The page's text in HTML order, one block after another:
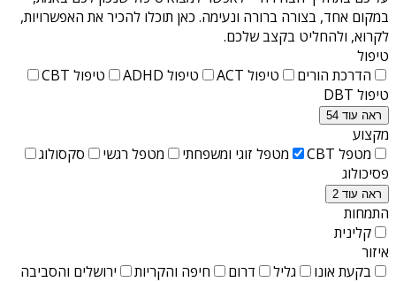
במקום אחד, בצורה ברורה ונעימה. כאן תוכלו להכיר את האפשרויות,
לקרוא, ולהחליט בקצב שלכם.
טיפול
הדרכת הורים
טיפול ACT טיפול ADHD
טיפול CBT
טיפול DBT
ראה עוד 54
מקצוע
מטפל CBT
מטפל זוגי ומשפחתי מטפל רגשי
סקסולוג
פסיכולוג
ראה עוד 2
התמחות
קלינית
איזור
בקעת אונו
גליל דרום חיפה והקריות ירושלים והסביבה